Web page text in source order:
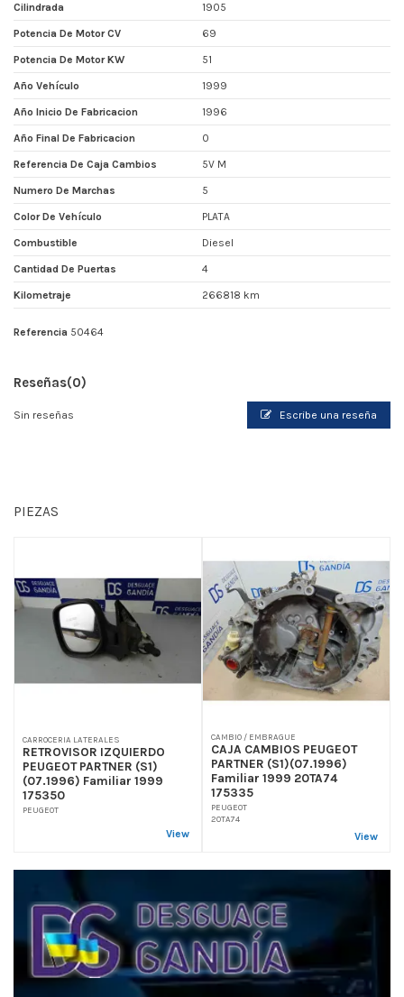
Cilindrada 1905
Potencia De Motor CV 69
Potencia De Motor KW 51
Año Vehículo 1999
Año Inicio De Fabricacion 1996
Año Final De Fabricacion 0
Referencia De Caja Cambios 5V M
Numero De Marchas 5
Color De Vehículo PLATA
Combustible Diesel
Cantidad De Puertas 4
Kilometraje 266818 km
Referencia 50464
Reseñas(0)
Sin reseñas Escribe una reseña
PIEZAS
CARROCERIA LATERALES
RETROVISOR IZQUIERDO
PEUGEOT PARTNER (S1)
(07.1996) Familiar 1999
175350
PEUGEOT
View
CAMBIO / EMBRAGUE
CAJA CAMBIOS PEUGEOT
PARTNER (S1)(07.1996)
Familiar 1999 20TA74
175335
PEUGEOT
20TA74
View